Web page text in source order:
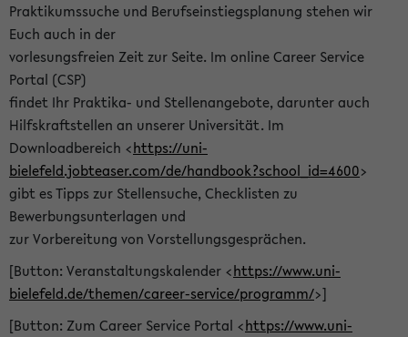
Praktikumssuche und Berufseinstiegsplanung stehen wir
Euch auch in der
vorlesungsfreien Zeit zur Seite. Im online Career Service
Portal (CSP)
findet Ihr Praktika- und Stellenangebote, darunter auch
Hilfskraftstellen an unserer Universität. Im
Downloadbereich <https://uni-
bielefeld.jobteaser.com/de/handbook?school_id=4600>
gibt es Tipps zur Stellensuche, Checklisten zu
Bewerbungsunterlagen und
zur Vorbereitung von Vorstellungsgesprächen.
[Button: Veranstaltungskalender <https://www.uni-
bielefeld.de/themen/career-service/programm/>]
[Button: Zum Career Service Portal <https://www.uni-